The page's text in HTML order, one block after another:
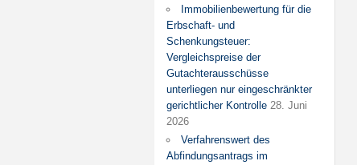
Immobilienbewertung für die
Erbschaft- und
Schenkungsteuer:
Vergleichspreise der
Gutachterausschüsse
unterliegen nur eingeschränkter
gerichtlicher Kontrolle 28. Juni
2026
Verfahrenswert des
Abfindungsantrags im